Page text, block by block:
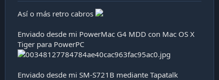
Así o más retro cabros
Enviado desde mi PowerMac G4 MDD con Mac OS X
Tiger para PowerPC
Enviado desde mi SM-S721B mediante Tapatalk